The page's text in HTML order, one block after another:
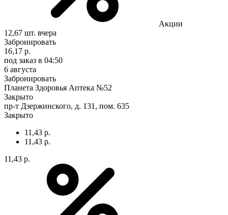
Акции
12,67 шт. вчера
Забронировать
16,17 р.
под заказ в 04:50
6 августа
Забронировать
Планета Здоровья Аптека №52
Закрыто
пр-т Дзержинского, д. 131, пом. 635
Закрыто
11,43 р.
11,43 р.
11,43 р.